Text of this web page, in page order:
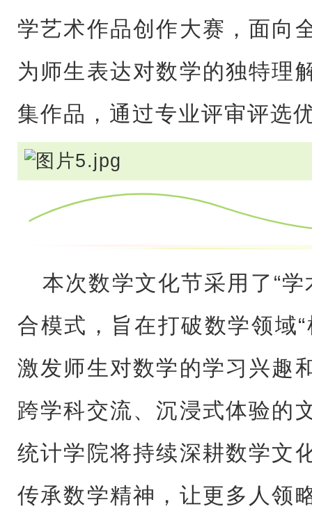
学艺术作品创作大赛，面向
为师生表达对数学的独特理
集作品，通过专业评审评选
本次数学文化节采用了“
合模式，旨在打破数学领域
激发师生对数学的学习兴趣
跨学科交流、沉浸式体验的
统计学院将持续深耕数学文
传承数学精神，让更多人领